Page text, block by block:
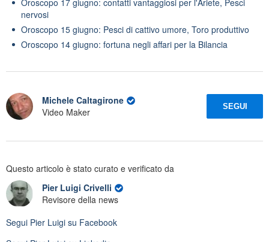
nervosi
Oroscopo 15 giugno: Pesci di cattivo umore, Toro produttivo
Oroscopo 14 giugno: fortuna negli affari per la Bilancia
Michele Caltagirone
Video Maker
SEGUI
Questo articolo è stato curato e verificato da
Pier Luigi Crivelli
Revisore della news
Segui Pier Luigi su Facebook